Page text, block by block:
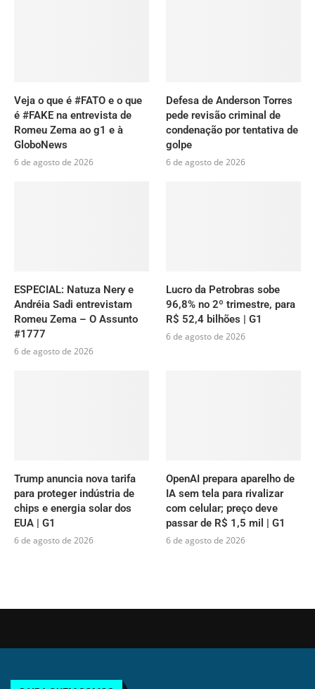
Veja o que é #FATO e o que
é #FAKE na entrevista de
Romeu Zema ao g1 e à
GloboNews
6 de agosto de 2026
Defesa de Anderson Torres
pede revisão criminal de
condenação por tentativa de
golpe
6 de agosto de 2026
ESPECIAL: Natuza Nery e
Andréia Sadi entrevistam
Romeu Zema – O Assunto
#1777
6 de agosto de 2026
Lucro da Petrobras sobe
96,8% no 2º trimestre, para
R$ 52,4 bilhões | G1
6 de agosto de 2026
Trump anuncia nova tarifa
para proteger indústria de
chips e energia solar dos
EUA | G1
6 de agosto de 2026
OpenAI prepara aparelho de
IA sem tela para rivalizar
com celular; preço deve
passar de R$ 1,5 mil | G1
6 de agosto de 2026